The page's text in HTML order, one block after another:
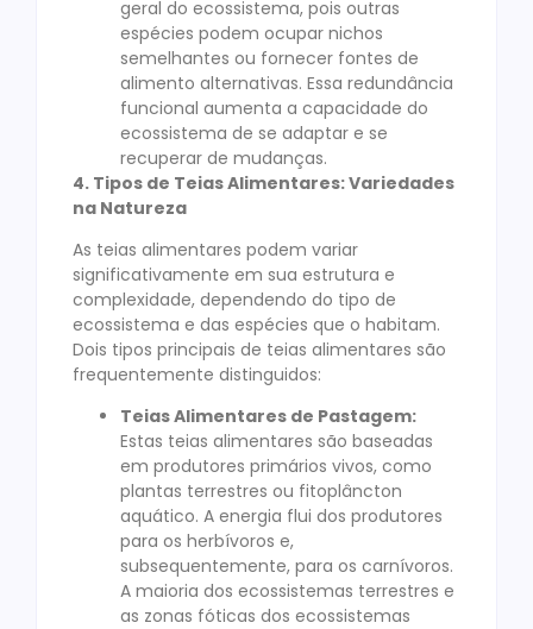
geral do ecossistema, pois outras
espécies podem ocupar nichos
semelhantes ou fornecer fontes de
alimento alternativas. Essa redundância
funcional aumenta a capacidade do
ecossistema de se adaptar e se
recuperar de mudanças.
4. Tipos de Teias Alimentares: Variedades
na Natureza
As teias alimentares podem variar
significativamente em sua estrutura e
complexidade, dependendo do tipo de
ecossistema e das espécies que o habitam.
Dois tipos principais de teias alimentares são
frequentemente distinguidos:
Teias Alimentares de Pastagem:
Estas teias alimentares são baseadas
em produtores primários vivos, como
plantas terrestres ou fitoplâncton
aquático. A energia flui dos produtores
para os herbívoros e,
subsequentemente, para os carnívoros.
A maioria dos ecossistemas terrestres e
as zonas fóticas dos ecossistemas